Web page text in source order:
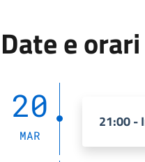
Date e orari
20
MAR
21:00 -